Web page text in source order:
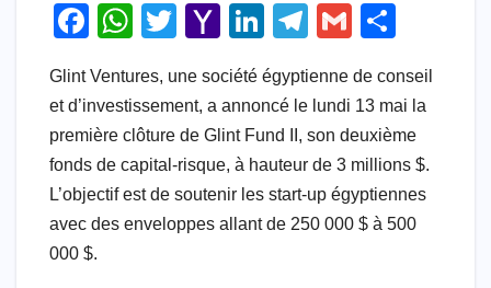
F
c
e
b
o
o
k
W
at
s
A
p
p
T
tt
er
Y
h
o
o
M
ail
Li
k
e
dI
n
T
e
gr
a
m
G
ail ar
e
Glint Ventures, une société égyptienne de conseil
et d’investissement, a annoncé le lundi 13 mai la
première clôture de Glint Fund II, son deuxième
fonds de capital-risque, à hauteur de 3 millions $.
L’objectif est de soutenir les start-up égyptiennes
avec des enveloppes allant de 250 000 $ à 500
000 $.